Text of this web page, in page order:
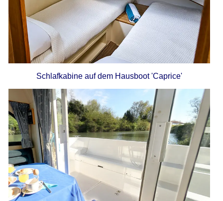
Schlafkabine auf dem Hausboot 'Caprice'